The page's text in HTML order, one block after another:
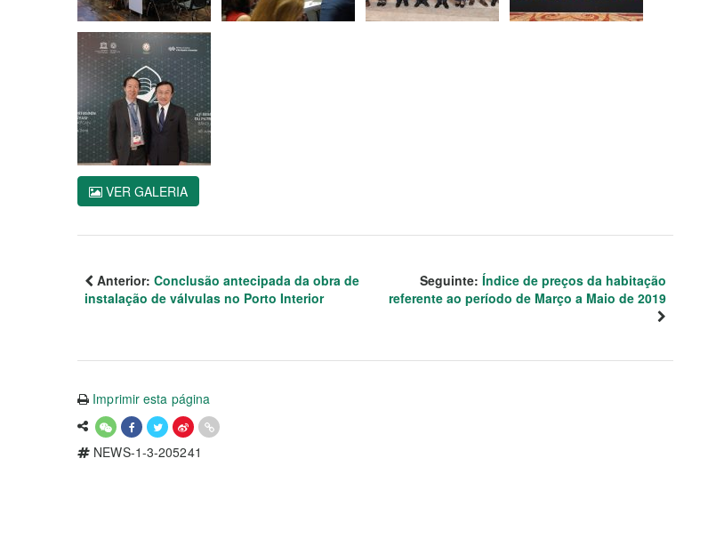
VER GALERIA
Anterior: Conclusão antecipada da obra de
instalação de válvulas no Porto Interior
Seguinte: Índice de preços da habitação
referente ao período de Março a Maio de 2019
Imprimir esta página
NEWS-1-3-205241